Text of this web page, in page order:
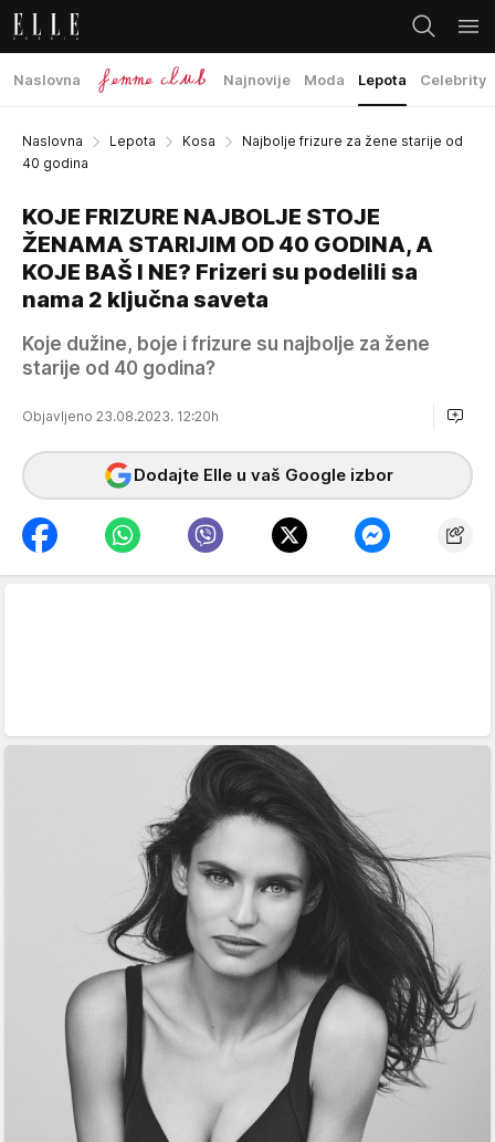
Naslovna Najnovije Moda Lepota Celebrity
Naslovna Lepota Kosa
Najbolje frizure za žene starije od
40 godina
KOJE FRIZURE NAJBOLJE STOJE
ŽENAMA STARIJIM OD 40 GODINA, A
KOJE BAŠ I NE? Frizeri su podelili sa
nama 2 ključna saveta
Koje dužine, boje i frizure su najbolje za žene
starije od 40 godina?
Objavljeno 23.08.2023. 12:20h
Dodajte Elle u vaš Google izbor